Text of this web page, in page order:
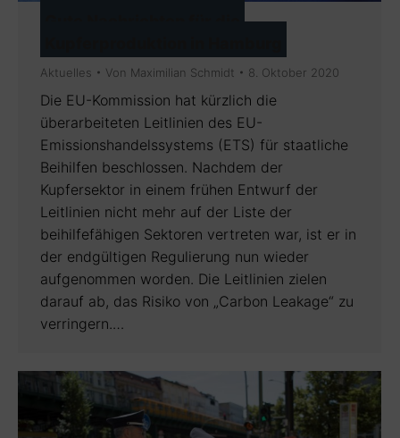
Aktuelles Von Maximilian Schmidt 8. Oktober 2020
Die EU-Kommission hat kürzlich die
überarbeiteten Leitlinien des EU-
Emissionshandelssystems (ETS) für staatliche
Beihilfen beschlossen. Nachdem der
Kupfersektor in einem frühen Entwurf der
Leitlinien nicht mehr auf der Liste der
beihilfefähigen Sektoren vertreten war, ist er in
der endgültigen Regulierung nun wieder
aufgenommen worden. Die Leitlinien zielen
darauf ab, das Risiko von „Carbon Leakage“ zu
verringern.…